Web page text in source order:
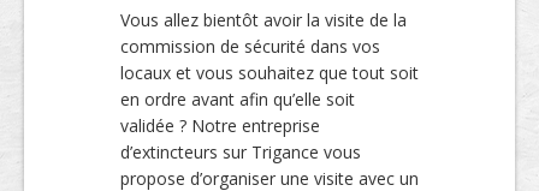
Vous allez bientôt avoir la visite de la
commission de sécurité dans vos
locaux et vous souhaitez que tout soit
en ordre avant afin qu’elle soit
validée ? Notre entreprise
d’extincteurs sur Trigance vous
propose d’organiser une visite avec un